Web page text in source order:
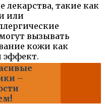
лекарства, такие как
или
вызывать
кожи как
эффект.
–